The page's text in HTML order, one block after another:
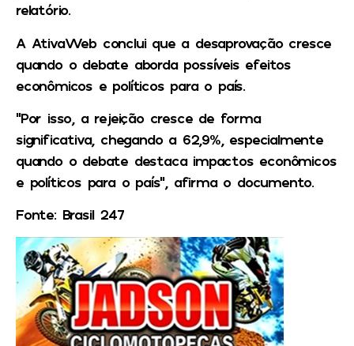
relatório.
A AtivaWeb conclui que a desaprovação cresce
quando o debate aborda possíveis efeitos
econômicos e políticos para o país.
“Por isso, a rejeição cresce de forma
significativa, chegando a 62,9%, especialmente
quando o debate destaca impactos econômicos
e políticos para o país”, afirma o documento.
Fonte: Brasil 247